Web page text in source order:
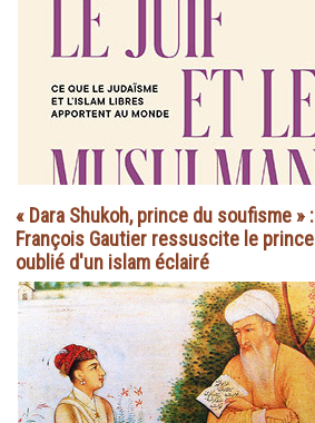
« Dara Shukoh, prince du soufisme » :
François Gautier ressuscite le prince
oublié d'un islam éclairé